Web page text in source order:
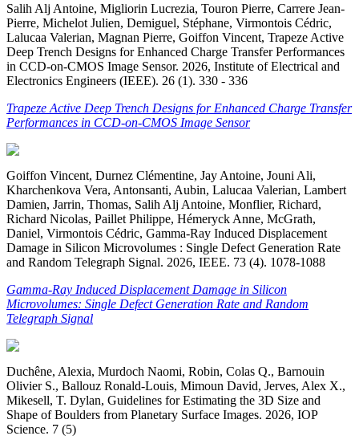
Salih Alj Antoine, Migliorin Lucrezia, Touron Pierre, Carrere Jean-
Pierre, Michelot Julien, Demiguel, Stéphane, Virmontois Cédric,
Lalucaa Valerian, Magnan Pierre, Goiffon Vincent, Trapeze Active
Deep Trench Designs for Enhanced Charge Transfer Performances
in CCD-on-CMOS Image Sensor. 2026, Institute of Electrical and
Electronics Engineers (IEEE). 26 (1). 330 - 336
Trapeze Active Deep Trench Designs for Enhanced Charge Transfer
Performances in CCD-on-CMOS Image Sensor
Goiffon Vincent, Durnez Clémentine, Jay Antoine, Jouni Ali,
Kharchenkova Vera, Antonsanti, Aubin, Lalucaa Valerian, Lambert
Damien, Jarrin, Thomas, Salih Alj Antoine, Monflier, Richard,
Richard Nicolas, Paillet Philippe, Hémeryck Anne, McGrath,
Daniel, Virmontois Cédric, Gamma-Ray Induced Displacement
Damage in Silicon Microvolumes : Single Defect Generation Rate
and Random Telegraph Signal. 2026, IEEE. 73 (4). 1078-1088
Gamma-Ray Induced Displacement Damage in Silicon
Microvolumes: Single Defect Generation Rate and Random
Telegraph Signal
Duchêne, Alexia, Murdoch Naomi, Robin, Colas Q., Barnouin
Olivier S., Ballouz Ronald-Louis, Mimoun David, Jerves, Alex X.,
Mikesell, T. Dylan, Guidelines for Estimating the 3D Size and
Shape of Boulders from Planetary Surface Images. 2026, IOP
Science. 7 (5)